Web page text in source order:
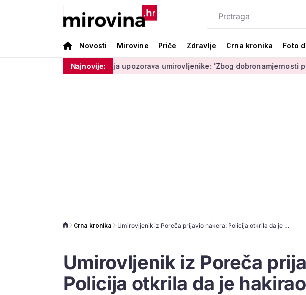
Novosti Mirovine Priče Zdravlje Crna kronika Foto
Najnovije:
Policija upozorava umirovljenike: 'Zbog dobronamjernosti postaju meta
Crna kronika Umirovljenik iz Poreča prijavio hakera: Policija otkrila da je hakirao sam sebe
Umirovljenik iz Poreča
Policija otkrila da je